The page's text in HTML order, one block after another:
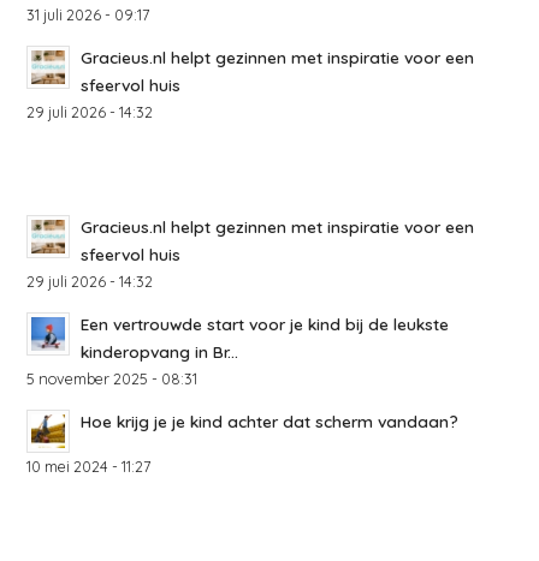
31 juli 2026 - 09:17
Gracieus.nl helpt gezinnen met inspiratie voor een
sfeervol huis
29 juli 2026 - 14:32
Gracieus.nl helpt gezinnen met inspiratie voor een
sfeervol huis
29 juli 2026 - 14:32
Een vertrouwde start voor je kind bij de leukste
kinderopvang in Br...
5 november 2025 - 08:31
Hoe krijg je je kind achter dat scherm vandaan?
10 mei 2024 - 11:27